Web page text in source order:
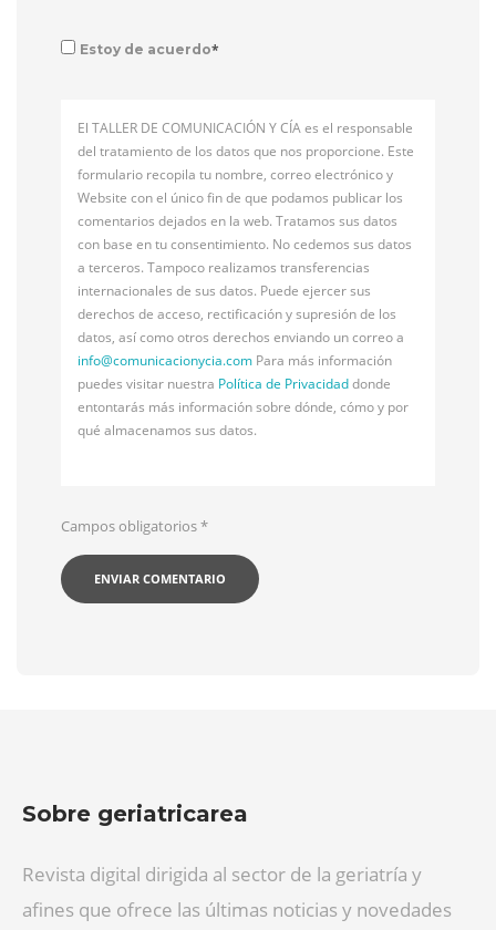
Estoy de acuerdo*
El TALLER DE COMUNICACIÓN Y CÍA es el responsable
del tratamiento de los datos que nos proporcione. Este
formulario recopila tu nombre, correo electrónico y
Website con el único fin de que podamos publicar los
comentarios dejados en la web. Tratamos sus datos
con base en tu consentimiento. No cedemos sus datos
a terceros. Tampoco realizamos transferencias
internacionales de sus datos. Puede ejercer sus
derechos de acceso, rectificación y supresión de los
datos, así como otros derechos enviando un correo a
info@comunicacionycia.com Para más información
puedes visitar nuestra Política de Privacidaddonde
entontarás más información sobre dónde, cómo y por
qué almacenamos sus datos.
Campos obligatorios*
Sobre geriatricarea
Revista digital dirigida al sector de la geriatría y
afines que ofrece las últimas noticias y novedades